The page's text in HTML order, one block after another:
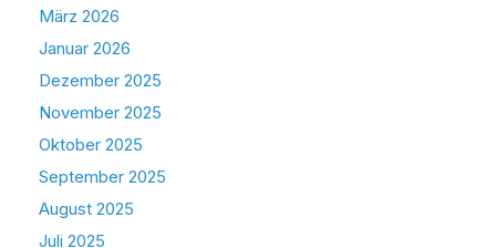
März 2026
Januar 2026
Dezember 2025
November 2025
Oktober 2025
September 2025
August 2025
Juli 2025